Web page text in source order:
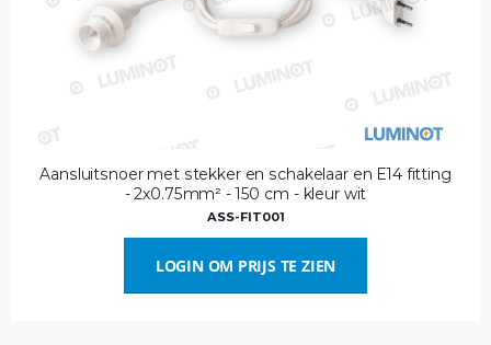
Aansluitsnoer met stekker en schakelaar en E14 fitting
- 2x0.75mm² - 150 cm - kleur wit
ASS-FIT001
LOGIN OM PRIJS TE ZIEN